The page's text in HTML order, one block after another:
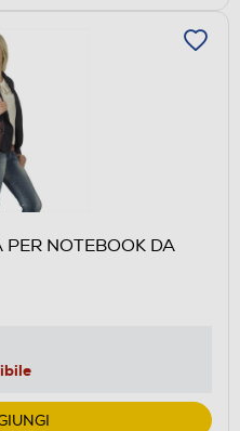
NOTEBOOK DA